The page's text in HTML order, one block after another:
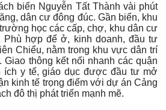
biển Nguyễn Tất Thành vài phút
dân cư đông đúc. Gần biển, khu
học các cấp, chợ, khu dân cư
Phù hợp để ở, kinh doanh, đầu tư
Chiểu, nằm trong khu vực dân trí
Giao thông kết nối nhanh các quận
ích y tế, giáo dục được đầu tư mở
kinh tế trọng điểm với dự án Cảng
đô thị phát triển mạnh mẽ.